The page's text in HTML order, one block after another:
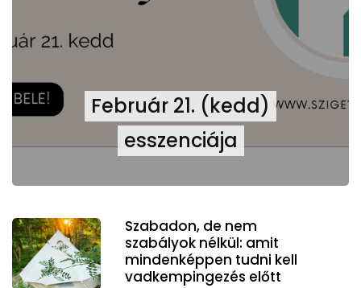
Február 21. (kedd)
esszenciája
Szabadon, de nem
szabályok nélkül: amit
mindenképpen tudni kell
vadkempingezés előtt